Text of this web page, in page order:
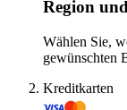
Region
Wählen Sie,
gewünschten
Kreditkarten